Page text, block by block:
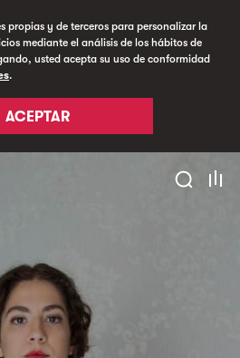
propias y de terceros para personalizar la
mediante el análisis de los hábitos de
usted acepta su uso de conformidad
.
ACEPTAR